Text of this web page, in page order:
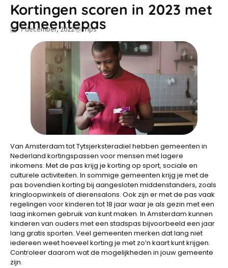
Kortingen scoren in 2023 met
gemeentepas
7 december, 2022 Tips
Van Amsterdam tot Tytsjerksteradiel hebben gemeenten in
Nederland kortingspassen voor mensen met lagere
inkomens. Met de pas krijg je korting op sport, sociale en
culturele activiteiten. In sommige gemeenten krijg je met de
pas bovendien korting bij aangesloten middenstanders, zoals
kringloopwinkels of dierensalons. Ook zijn er met de pas vaak
regelingen voor kinderen tot 18 jaar waar je als gezin met een
laag inkomen gebruik van kunt maken. In Amsterdam kunnen
kinderen van ouders met een stadspas bijvoorbeeld een jaar
lang gratis sporten. Veel gemeenten merken dat lang niet
iedereen weet hoeveel korting je met zo’n kaart kunt krijgen.
Controleer daarom wat de mogelijkheden in jouw gemeente
zijn.